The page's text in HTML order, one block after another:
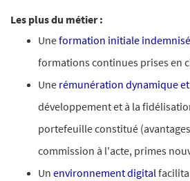
Les plus du métier :
Uneformation initiale
formations continues prises en
Une rémunération dynamique
développement et à la
portefeuille constitué
commission à l'acte, primes
Un environnement digital